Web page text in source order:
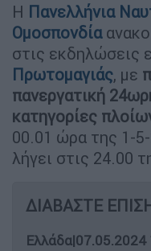
Η Πανελλήνια
Ομοσπονδία
στις εκδηλώσεις
Πρωτομαγιάς, με
πανεργατική
κατηγορίες
00.01 ώρα της 1-
λήγει στις 24.00
ΔΙΑΒΑΣΤΕ
Ελλάδα|07.05.2024